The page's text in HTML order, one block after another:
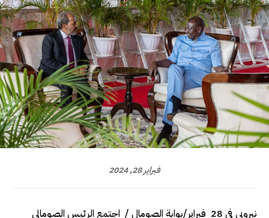
فبراير 28, 2024
نيروبي في 28 فبراير/بوابة الصومال / اجتمع الرئيس الصومالي